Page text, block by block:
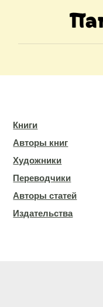
Книги
Авторы книг
Художники
Переводчики
Авторы статей
Издательства